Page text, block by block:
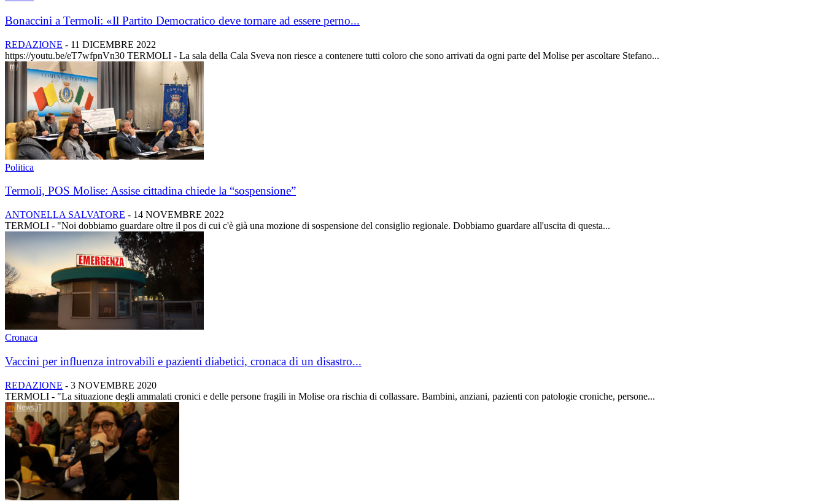
Bonaccini a Termoli: «Il Partito Democratico deve tornare ad essere perno...
REDAZIONE - 11 DICEMBRE 2022
https://youtu.be/eT7wfpnVn30 TERMOLI - La sala della Cala Sveva non riesce a contenere tutti coloro che sono arrivati da ogni parte del Molise per ascoltare Stefano...
Politica
Termoli, POS Molise: Assise cittadina chiede la “sospensione”
ANTONELLA SALVATORE - 14 NOVEMBRE 2022
TERMOLI - "Noi dobbiamo guardare oltre il pos di cui c'è già una mozione di sospensione del consiglio regionale. Dobbiamo guardare all'uscita di questa...
Cronaca
Vaccini per influenza introvabili e pazienti diabetici, cronaca di un disastro...
REDAZIONE - 3 NOVEMBRE 2020
TERMOLI - "La situazione degli ammalati cronici e delle persone fragili in Molise ora rischia di collassare. Bambini, anziani, pazienti con patologie croniche, persone...